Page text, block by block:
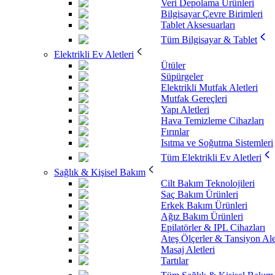
Veri Depolama Ürünleri
Bilgisayar Çevre Birimleri
Tablet Aksesuarları
Tüm Bilgisayar & Tablet
Elektrikli Ev Aletleri
Ütüler
Süpürgeler
Elektrikli Mutfak Aletleri
Mutfak Gereçleri
Yapı Aletleri
Hava Temizleme Cihazları
Fırınlar
Isıtma ve Soğutma Sistemleri
Tüm Elektrikli Ev Aletleri
Sağlık & Kişisel Bakım
Cilt Bakım Teknolojileri
Saç Bakım Ürünleri
Erkek Bakım Ürünleri
Ağız Bakım Ürünleri
Epilatörler & IPL Cihazları
Ateş Ölçerler & Tansiyon
Masaj Aletleri
Tartılar